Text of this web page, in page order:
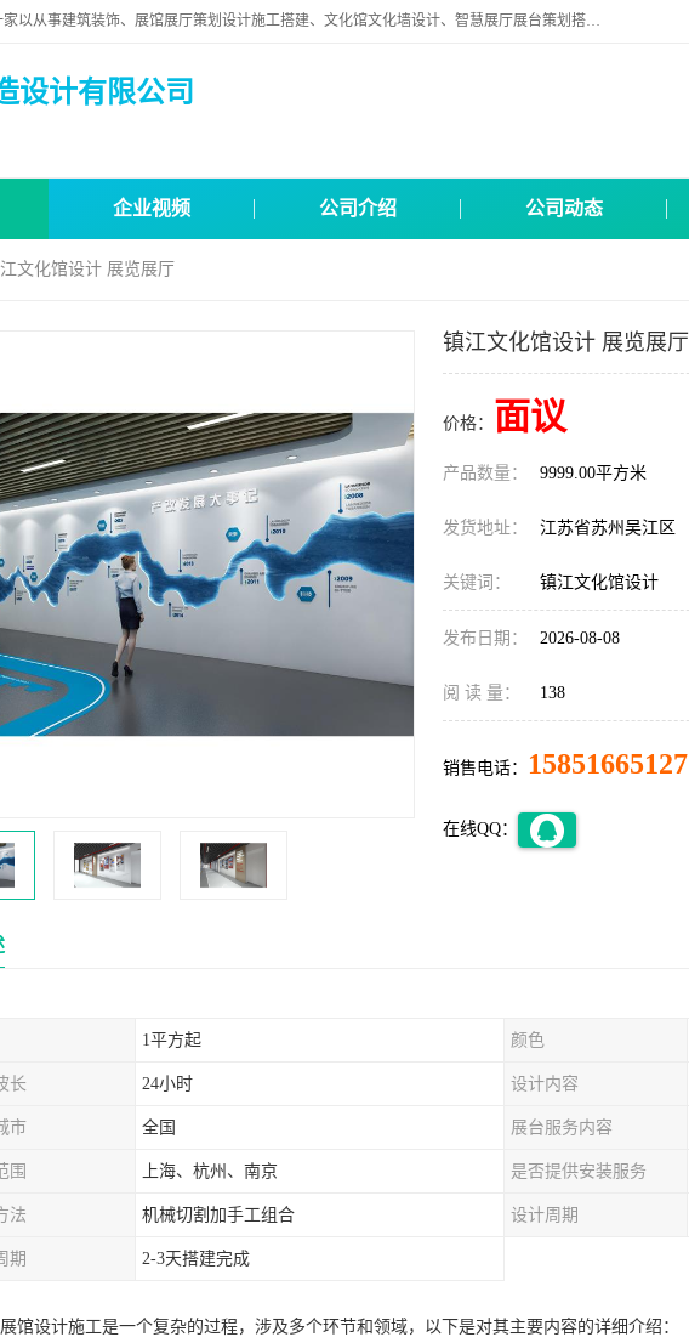
苏州映江南空间营造设计有限公司位于江苏省苏州市,是一家以从事建筑装饰、展馆展厅策划设计施工搭建、文化馆文化墙设计、智慧展厅展台策划搭建和其他建筑装饰装修业为主的企业。
设计有限公司
企业视频 公司介绍 公司动态
文化馆设计 展览展厅
镇江文化馆设计 展览展厅
价格： 面议
产品数量： 9999.00平方米
发货地址： 江苏省苏州吴江区
关键词： 镇江文化馆设计
发布日期： 2026-08-08
阅 读 量： 138
销售电话： 15851665127
在线QQ：
1平方起 颜色
长 24小时 设计内容
市 全国 展台服务内容
围 上海、杭州、南京 是否提供安装服务
法 机械切割加手工组合 设计周期
期 2-3天搭建完成
展馆设计施工是一个复杂的过程，涉及多个环节和领域，以下是对其主要内容的详细介绍：